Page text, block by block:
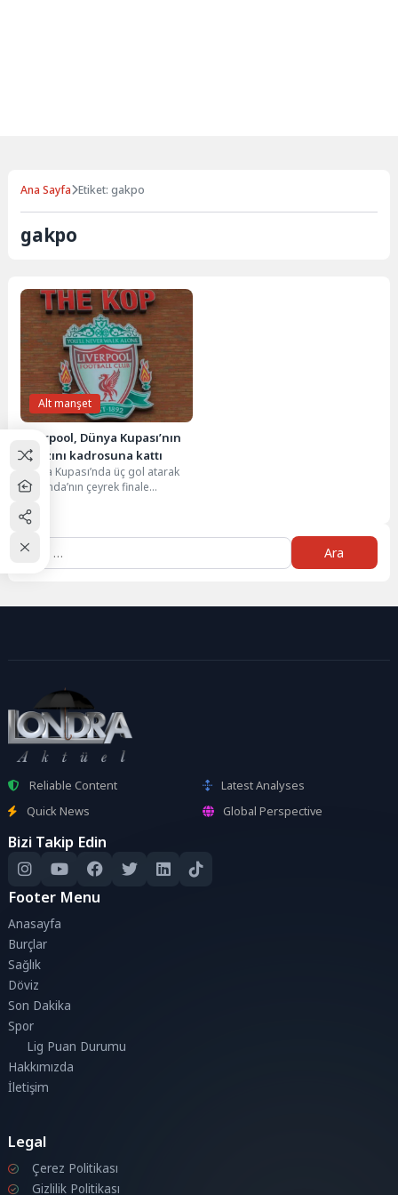
Ana Sayfa Etiket: gakpo
gakpo
Alt manşet
Liverpool, Dünya Kupası’nın
yıldızını kadrosuna kattı
Dünya Kupası’nda üç gol atarak
Hollanda’nın çeyrek finale
oynayan Cody Gakpo, İngiltere...
Arama:
Reliable Content
Latest Analyses
Quick News
Global Perspective
Bizi Takip Edin
Footer Menu
Anasayfa
Burçlar
Sağlık
Döviz
Son Dakika
Spor
Lig Puan Durumu
Hakkımızda
İletişim
Legal
Çerez Politikası
Gizlilik Politikası